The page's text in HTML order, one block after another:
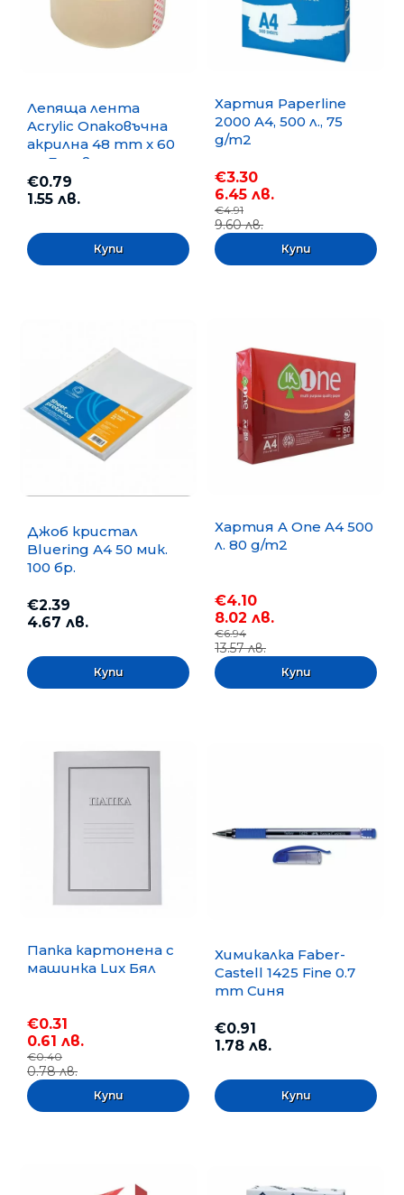
Лепяща лента
Acrylic Опаковъчна
акрилна 48 mm x 60
m, Безцветна
€0.79
1.55 лв.
Хартия Paperline
2000 A4, 500 л., 75
g/m2
€3.30
6.45 лв.
€4.91
9.60 лв.
Джоб кристал
Bluering А4 50 мик.
100 бр.
€2.39
4.67 лв.
Хартия A One A4 500
л. 80 g/m2
€4.10
8.02 лв.
€6.94
13.57 лв.
Папка картонена с
машинка Lux Бял
€0.31
0.61 лв.
€0.40
0.78 лв.
Химикалка Faber-
Castell 1425 Fine 0.7
mm Синя
€0.91
1.78 лв.